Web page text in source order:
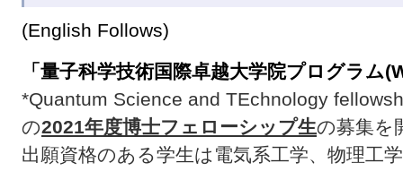
(English Follows)
「量子科学技術国際卓越大学院プログラム
*Quantum Science and TEchnology
の2021年度博士フェローシップ生の募集を
出願資格のある学生は電気系工学、物理工